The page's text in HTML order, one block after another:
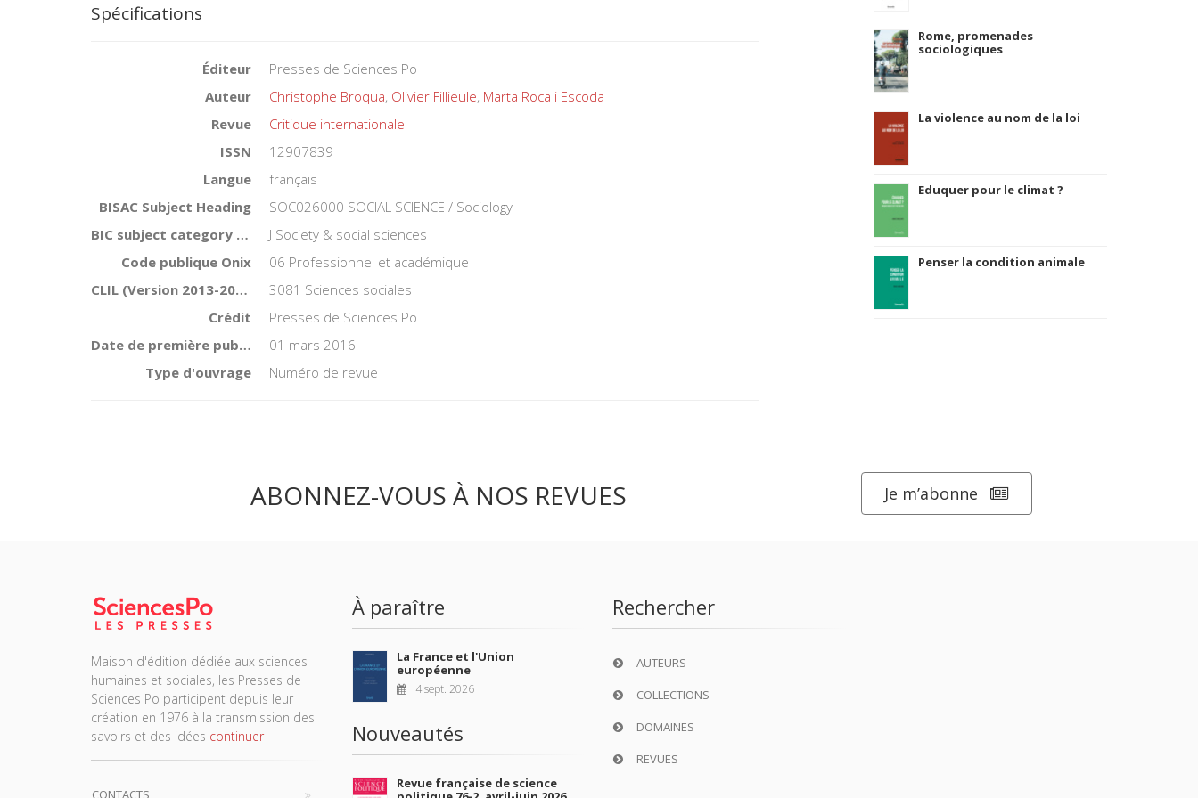
Spécifications
Éditeur
Presses de Sciences Po
Auteur
Christophe Broqua, Olivier Fillieule, Marta Roca i Escoda
Revue
Critique internationale
ISSN
12907839
Langue
français
BISAC Subject Heading
SOC026000 SOCIAL SCIENCE / Sociology
BIC subject category (UK)
J Society & social sciences
Code publique Onix
06 Professionnel et académique
CLIL (Version 2013-2019 )
3081 Sciences sociales
Crédit
Presses de Sciences Po
Date de première publication du titre
01 mars 2016
Type d'ouvrage
Numéro de revue
Rome, promenades
sociologiques
La violence au nom de la loi
Eduquer pour le climat ?
Penser la condition animale
ABONNEZ-VOUS À NOS REVUES Je m’abonne
Maison d'édition dédiée aux sciences
humaines et sociales, les Presses de
Sciences Po participent depuis leur
création en 1976 à la transmission des
savoirs et des idées continuer
À paraître
La France et l'Union
européenne
4 sept. 2026
Nouveautés
Revue française de science
Rechercher
AUTEURS
COLLECTIONS
DOMAINES
REVUES